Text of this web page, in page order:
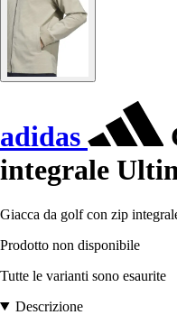
adidas
integrale
Giacca da golf con zip
Prodotto non disponibile
Tutte le varianti sono esaurite
Descrizione